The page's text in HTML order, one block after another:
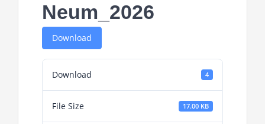
Neum_2026
Download
Download 4
File Size 17.00 KB